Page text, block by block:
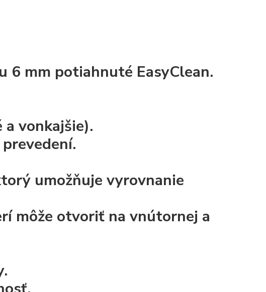
6 mm potiahnuté EasyClean.
vonkajšie).
umožňuje vyrovnanie
môže otvoriť na vnútornej a